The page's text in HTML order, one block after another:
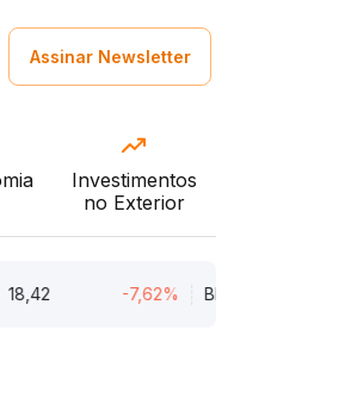
Assinar Newsletter
Investimentos
no Exterior
-7,62% BRAV3